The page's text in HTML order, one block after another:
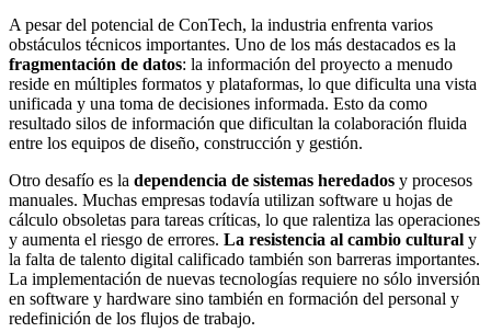
A pesar del potencial de ConTech, la industria enfrenta varios
obstáculos técnicos importantes. Uno de los más destacados es la
fragmentación de datos: la información del proyecto a menudo
reside en múltiples formatos y plataformas, lo que dificulta una vista
unificada y una toma de decisiones informada. Esto da como
resultado silos de información que dificultan la colaboración fluida
entre los equipos de diseño, construcción y gestión.
Otro desafío es la dependencia de sistemas heredados y procesos
manuales. Muchas empresas todavía utilizan software u hojas de
cálculo obsoletas para tareas críticas, lo que ralentiza las operaciones
y aumenta el riesgo de errores. La resistencia al cambio cultural y
la falta de talento digital calificado también son barreras importantes.
La implementación de nuevas tecnologías requiere no sólo inversión
en software y hardware sino también en formación del personal y
redefinición de los flujos de trabajo.